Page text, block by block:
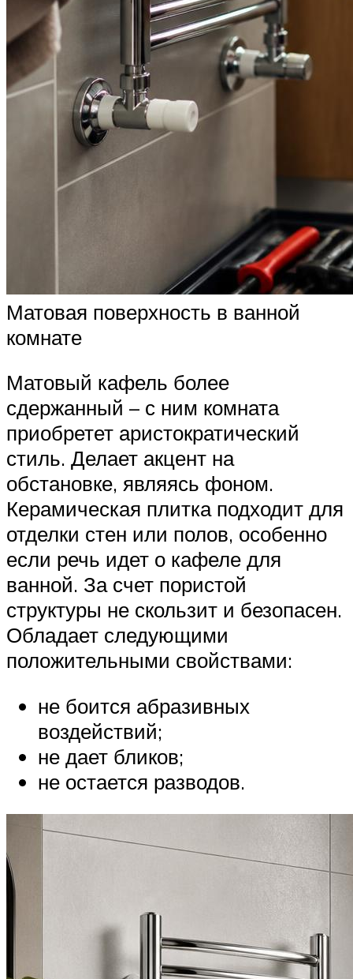
Матовая поверхность в ванной
комнате
Матовый кафель более
сдержанный – с ним комната
приобретет аристократический
стиль. Делает акцент на
обстановке, являясь фоном.
Керамическая плитка подходит для
отделки стен или полов, особенно
если речь идет о кафеле для
ванной. За счет пористой
структуры не скользит и безопасен.
Обладает следующими
положительными свойствами:
не боится абразивных
воздействий;
не дает бликов;
не остается разводов.